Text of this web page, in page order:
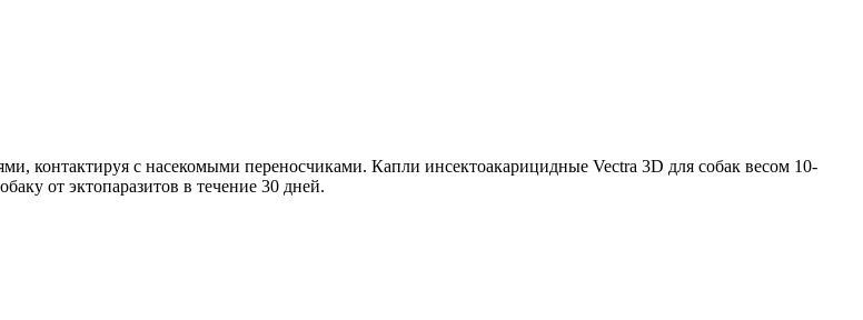
контактируя с насекомыми переносчиками. Капли инсектоакарицидные Vectra 3D для собак весом 10-
от эктопаразитов в течение 30 дней.